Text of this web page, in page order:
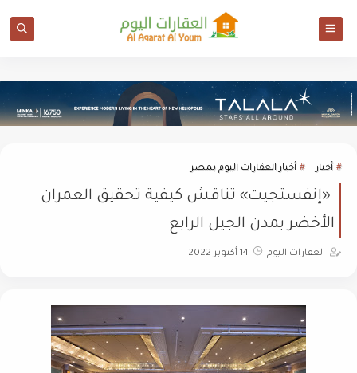
أخبار أخبار العقارات اليوم بمصر
«إنفستجيت» تناقش كيفية تحقيق العمران
الأخضر بمدن الجيل الرابع
العقارات اليوم 14 أكتوبر 2022